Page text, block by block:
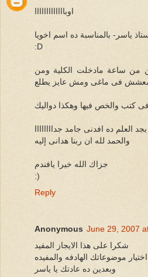
اوبااااااااااااا
ياسر- بالمناسبة ده اسم اخويا
:D
من ساعة مادخلت الكلية ومن
معشش فى ماغى ومش عايز يطلع
كتب والخص فيها وهكذا دواليك
بجد العلم ده افدنى جامد جداااااااا
والحمد لله ان ربنا هدانى إليه
جزاك الله خيرا يافندم
:)
Reply
Anonymous June 29, 2007
شكرا على هذا الايجاز المفيد
موضوعاتك الهادفه والمفيده
وبعدين ده عادتك يا ياسر